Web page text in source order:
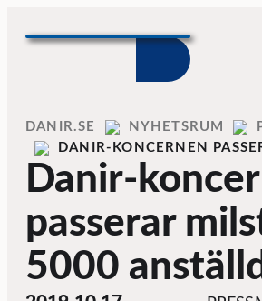
Home
DANIR NYHETSRUM
DANIR-KONCERNEN
Danir-
passerar
5000